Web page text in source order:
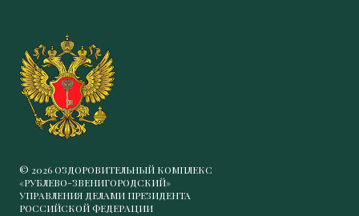
© 2026 ОЗДОРОВИТЕЛЬНЫЙ КОМПЛЕКС
«РУБЛЕВО-ЗВЕНИГОРОДСКИЙ»
УПРАВЛЕНИЯ ДЕЛАМИ ПРЕЗИДЕНТА
РОССИЙСКОЙ ФЕДЕРАЦИИ